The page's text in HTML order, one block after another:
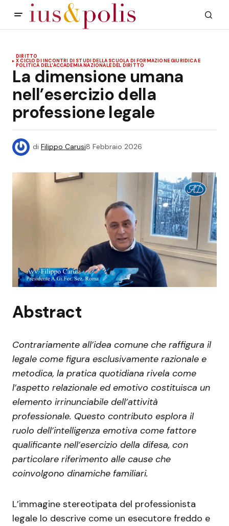
DIRITTO
X CICLO DI INCONTRI DI STUDI DELLA SCUOLA DI FORMAZIONE GIURIDICA E
POLITICA DELL'ACCADEMIA NAZIONALE DEL DIRITTO
La dimensione umana
nell’esercizio della
professione legale
di Filippo Carusi8 Febbraio 2026
Abstract
Contrariamente all’idea comune che raffigura il
legale come figura esclusivamente razionale e
metodica, la pratica quotidiana rivela come
l’aspetto relazionale ed emotivo costituisca un
elemento irrinunciabile dell’attività
professionale. Questo contributo esplora il
ruolo dell’intelligenza emotiva come fattore
qualificante nell’esercizio della difesa, con
particolare riferimento alle cause che
coinvolgono dinamiche familiari.
L’immagine stereotipata del professionista
legale lo descrive come un esecutore freddo e